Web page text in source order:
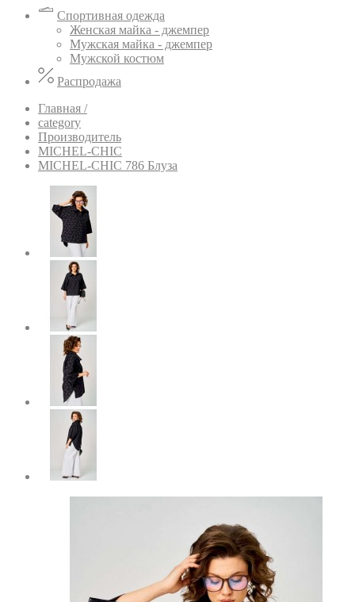
Спортивная одежда
Женская майка - джемпер
Мужская майка - джемпер
Мужской костюм
Распродажа
Главная /
category
Производитель
MICHEL-CHIC
MICHEL-CHIC 786 Блуза